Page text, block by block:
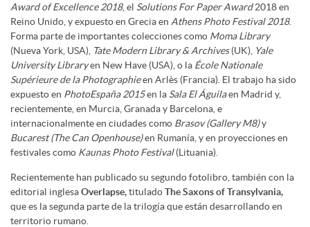
Award of Excellence 2018, el Solutions For Paper Award2018 en
Reino Unido, y expuesto en Grecia en Athens Photo Festival 2018.
Forma parte de importantes colecciones como Moma Library
(Nueva York, USA), Tate Modern Library & Archives(UK), Yale
University Libraryen New Have (USA), o la École Nationale
Supérieure de la Photographieen Arlès (Francia). El trabajo ha sido
expuesto en PhotoEspaña 2015en la Sala El Águilaen Madrid y,
recientemente, en Murcia, Granada y Barcelona, e
internacionalmente en ciudades como Brasov (Gallery M8)y
Bucarest (The Can Openhouse)en Rumanía, y en proyecciones en
festivales como Kaunas Photo Festival(Lituania).
Recientemente han publicado su segundo fotolibro, también con la
editorial inglesaOverlapse,tituladoThe Saxons of Transylvania,
que es la segunda parte de la trilogía que están desarrollando en
territorio rumano.